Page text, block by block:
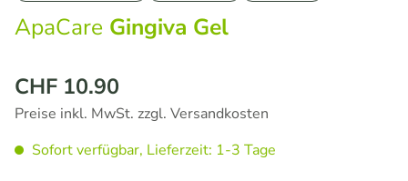
ApaCare Gingiva Gel
Regulärer Preis:
CHF 10.90
Preise inkl. MwSt. zzgl. Versandkosten
Sofort verfügbar, Lieferzeit: 1-3 Tage